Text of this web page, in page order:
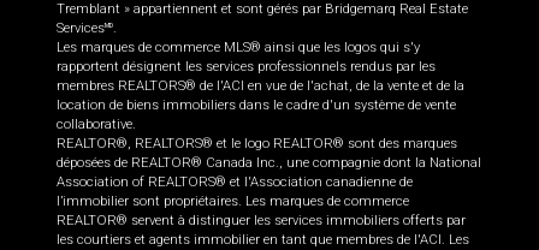
Tremblant » appartiennent et sont gérés par Bridgemarq Real Estate
ServicesMD.
Les marques de commerce MLS® ainsi que les logos qui s'y
rapportent désignent les services professionnels rendus par les
membres REALTORS® de l'ACI en vue de l'achat, de la vente et de la
location de biens immobiliers dans le cadre d'un système de vente
collaborative.
REALTOR®, REALTORS® et le logo REALTOR® sont des marques
déposées de REALTOR® Canada Inc., une compagnie dont la National
Association of REALTORS® et l'Association canadienne de
l’immobilier sont propriétaires. Les marques de commerce
REALTOR® servent à distinguer les services immobiliers offerts par
les courtiers et agents immobilier en tant que membres de l'ACI. Les